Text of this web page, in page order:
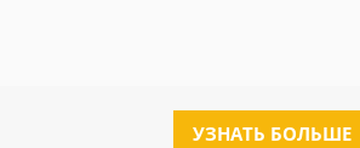
УЗНАТЬ БОЛЬШЕ